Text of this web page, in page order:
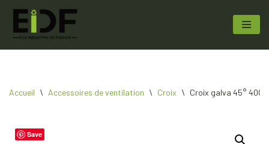
Aller
Accueil \ Accessoires de ventilation \ Croix \ Croix galva 45° 400
Save